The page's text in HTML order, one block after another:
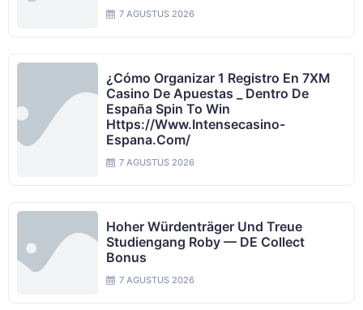
7 AGUSTUS 2026
¿Cómo Organizar 1 Registro En 7XM
Casino De Apuestas _ Dentro De
España Spin To Win
Https://www.intensecasino-
Espana.com/
7 AGUSTUS 2026
Hoher Würdenträger Und Treue
Studiengang Roby — DE Collect
Bonus
7 AGUSTUS 2026